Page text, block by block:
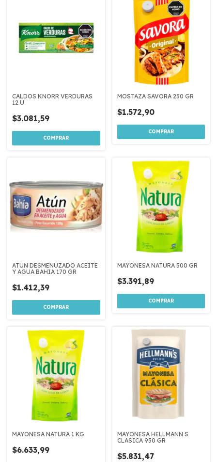
CALDOS KNORR VERDURAS
12 U
$3.081,59
MOSTAZA SAVORA 250 GR
$1.572,90
ATUN DESMENUZADO ACEITE
Y AGUA BAHIA 170 GR
$1.412,39
MAYONESA NATURA 500 GR
$3.391,89
MAYONESA NATURA 1 KG
$6.633,99
MAYONESA HELLMANN S
CLASICA 950 GR
$5.831,47